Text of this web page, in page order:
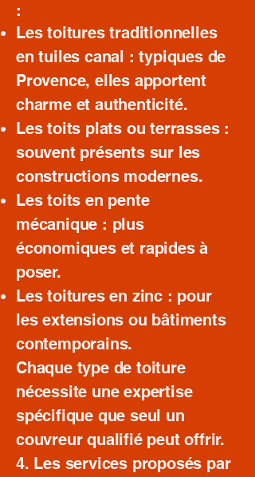
:
Les toitures traditionnelles
en tuiles canal : typiques de
Provence, elles apportent
charme et authenticité.
Les toits plats ou terrasses :
souvent présents sur les
constructions modernes.
Les toits en pente
mécanique : plus
économiques et rapides à
poser.
Les toitures en zinc : pour
les extensions ou bâtiments
contemporains.
Chaque type de toiture
nécessite une expertise
spécifique que seul un
couvreur qualifié peut offrir.
4. Les services proposés par